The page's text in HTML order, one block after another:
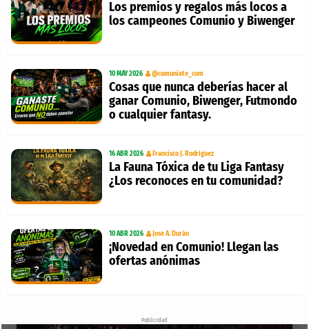
Los premios y regalos más locos a
los campeones Comunio y Biwenger
10 MAY 2026 @comuniate_com
Cosas que nunca deberías hacer al
ganar Comunio, Biwenger, Futmondo
o cualquier fantasy.
16 ABR 2026 Francisco J. Rodríguez
La Fauna Tóxica de tu Liga Fantasy
¿Los reconoces en tu comunidad?
10 ABR 2026 Jose A. Durán
¡Novedad en Comunio! Llegan las
ofertas anónimas
Publicidad